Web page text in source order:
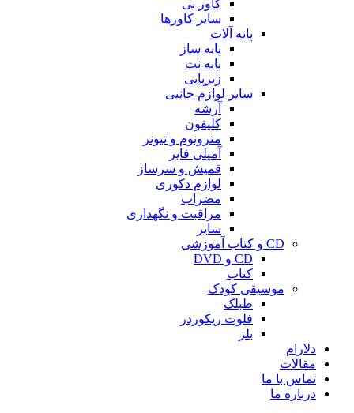
کاور نی
سایر کاورها
پایه آلات
پایه ساز
پایه نت
زیرپایی
سایر لوازم جانبی
آرشه
کلیفون
مترونوم و تیونر
آمپلی فایر
قمیش و سرساز
لوازم دکوری
مضراب
مراقبت و نگهداری
سایر
CD و کتاب آموزشی
CD و DVD
کتاب
موسیقی کودک
طبلک
فلوت ریکوردر
بلز
دلارام
مقالات
تماس با ما
درباره ما